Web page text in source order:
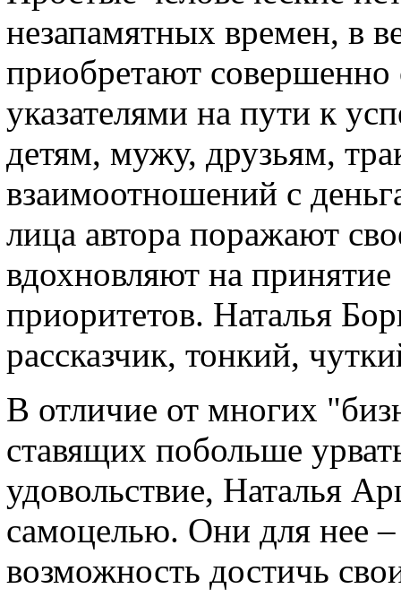
незапамятных времен, в
приобретают совершенно
указателями на пути к
детям, мужу, друзьям,
взаимоотношений с
лица автора поражают
вдохновляют на
приоритетов. Наталья
рассказчик, тонкий,
В отличие от многих
ставящих побольше
удовольствие, Наталья
самоцелью. Они для нее
возможность достичь